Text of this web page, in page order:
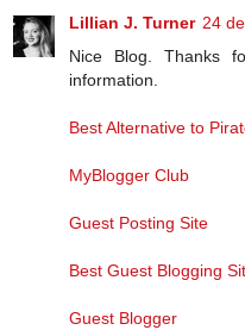
Lillian J. Turner 24
Nice Blog. Thanks
information.
Best Alternative to
MyBlogger Club
Guest Posting Site
Best Guest Blogging
Guest Blogger